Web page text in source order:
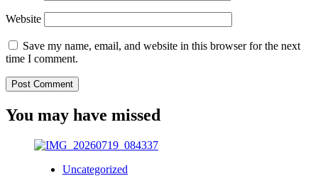
Website
Save my name, email, and website in this browser for the next
time I comment.
You may have missed
Uncategorized